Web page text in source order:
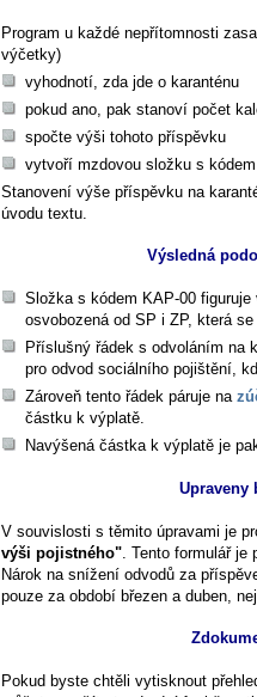
Program u každé nepřítomnosti
výčetky)
vyhodnotí, zda jde o karanténu
pokud ano, pak stanoví počet
spočte výši tohoto příspěvku
vytvoří mzdovou složku s
Stanovení výše příspěvku na
úvodu textu.
Výsledná
Složka s kódem KAP-00 figuruje
osvobozená od SP i ZP, která
Příslušný řádek s odvoláním na
pro odvod sociálního pojištění,
Zároveň tento řádek páruje na
částku k výplatě.
Navýšená částka k výplatě je
Upraveny
V souvislosti s těmito úpravami je
výši pojistného" . Tento formulář
Nárok na snížení odvodů za
pouze za období březen a duben,
Pokud byste chtěli vytisknout